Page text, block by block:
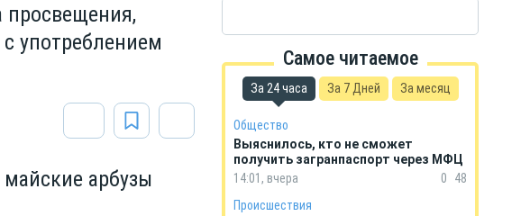
просвещения,
употреблением
арбузы
Самое читаемое
За 24 часа За 7 Дней За месяц
Общество
Выяснилось, кто не сможет
получить загранпаспорт через МФЦ
14:01, вчера
0
48
Происшествия